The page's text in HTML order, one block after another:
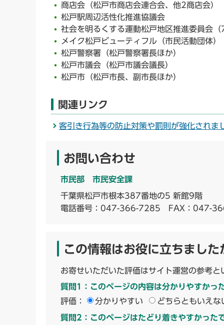
商店会（松戸市商店会連合会、他2商店会）
松戸駅周辺活性化推進協議会
社会を明るくする運動松戸地区推進委員会（
メイク松戸ビューティフル（市民活動団体）
松戸警察署（松戸警察署長ほか）
松戸市議会（松戸市議会議長）
松戸市（松戸市長、副市長ほか）
関連リンク
客引き行為等の防止対策や罰則が強化されま
お問い合わせ
市民部 市民安全課
千葉県松戸市根本387番地の5 新館9階
電話番号： 047-366-7285 FAX：047-
この情報はお役に立ちました
お寄せいただいた評価はサイト運営の参考と
質問1：このページの内容は分かりやすかっ
評価：
分かりやすい どちらともいえな
質問2：このページはたどり着きやすかった